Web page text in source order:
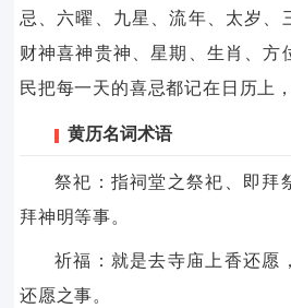
忌、六曜、九星、流年、太岁、
财神喜神贵神、星期、生肖、方
民把每一天的喜忌都记在日历上
黄历名词术语
祭祀：指祠堂之祭祀、即拜
拜神明等事。
祈福：就是去寺庙上香还愿
还愿之事。